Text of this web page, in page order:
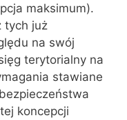
maksimum).
tych już
na swój
terytorialny na
stawiane
koncepcji